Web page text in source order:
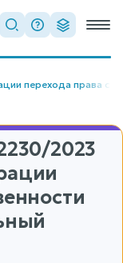
перехода права
2023